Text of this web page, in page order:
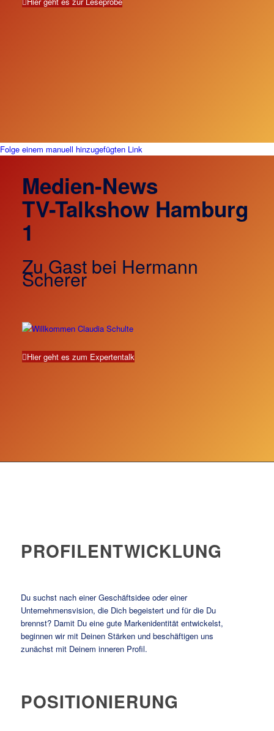
Folge einem manuell hinzugefügten Link
Medien-News
TV-Talkshow Hamburg
1
Zu Gast bei Hermann
Scherer
Hier geht es zum Expertentalk
PROFILENTWICKLUNG
Du suchst nach einer Geschäftsidee oder einer
Unternehmensvision, die Dich begeistert und für die Du
brennst? Damit Du eine gute Markenidentität entwickelst,
beginnen wir mit Deinen Stärken und beschäftigen uns
zunächst mit Deinem inneren Profil.
POSITIONIERUNG